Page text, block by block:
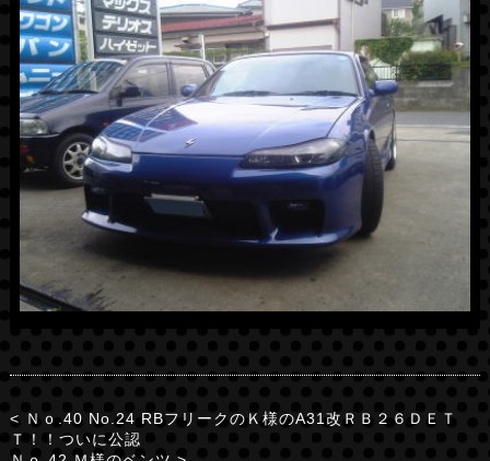
< Ｎｏ.40 No.24 RBフリークのＫ様のA31改ＲＢ２６ＤＥＴ
Ｔ！！ついに公認